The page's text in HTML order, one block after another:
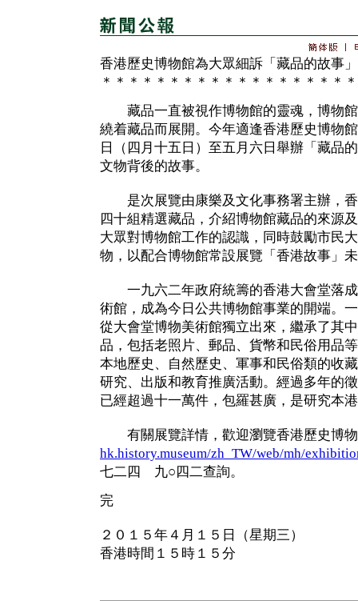
香港歷史博物館為大眾細訴「藏品的故事」
＊＊＊＊＊＊＊＊＊＊＊＊＊＊＊＊＊＊＊
藏品一直被視作博物館的靈魂，博物館
繞着藏品而展開。今年適逢香港歷史博物
日（四月十五日）至五月六日舉辦「藏品
文物背後的故事。
是次展覽由康樂及文化事務署主辦，香
四十組精選藏品，介紹博物館藏品的來源
大眾對博物館工作的認識，同時鼓勵市民
物，以配合博物館常設展覽「香港故事」
一九六二年政府統籌的香港大會堂落成
術館，成為今日公共博物館事業的開端。
從大會堂博物美術館獨立出來，繼承了其
品，包括老照片、郵品、貨幣和民俗用品
本地歷史、自然歷史、軍事和民俗類的收
研究、出版和教育推廣活動。經過多年的
已經超過十一萬件，包羅甚廣，是研究本
有關展覽詳情，歡迎瀏覽香港歷史博物
hk.history.museum/zh_TW/web/mh/
七二四 九○四二查詢。
完
２０１５年４月１５日（星期三）
香港時間１５時１５分